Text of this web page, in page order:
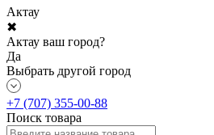
Актау
✖
Актау ваш город?
Да
Выбрать другой город
+7 (707) 355-00-88
Поиск товара